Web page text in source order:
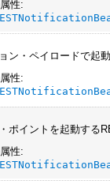
性:
ン・ペイロードで起
性:
ポイントを起動する
性: